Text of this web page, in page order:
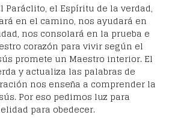
Paráclito, el Espíritu de la verdad,
en el camino, nos ayudará en
nos consolará en la prueba e
corazón para vivir según el
promete un Maestro interior. El
y actualiza las palabras de
nos enseña a comprender la
Por eso pedimos luz para
para obedecer.